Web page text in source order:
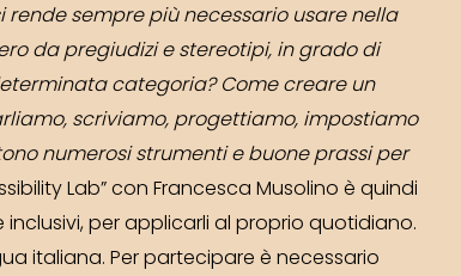
rende sempre più necessario usare nella
da pregiudizi e stereotipi, in grado di
categoria? Come creare un
scriviamo, progettiamo, impostiamo
numerosi strumenti e buone prassi per
Lab” con Francesca Musolino è quindi
per applicarli al proprio quotidiano.
italiana. Per partecipare è necessario